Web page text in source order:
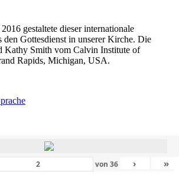
gestaltete dieser internationale
den Gottesdienst in unserer Kirche. Die
Kathy Smith vom Calvin Institute of
Rapids, Michigan, USA.
von36 › »